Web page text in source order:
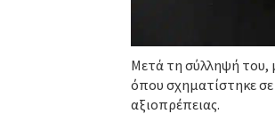
Μετά τη σύλληψή του,
όπου σχηματίστηκε
αξιοπρέπειας.